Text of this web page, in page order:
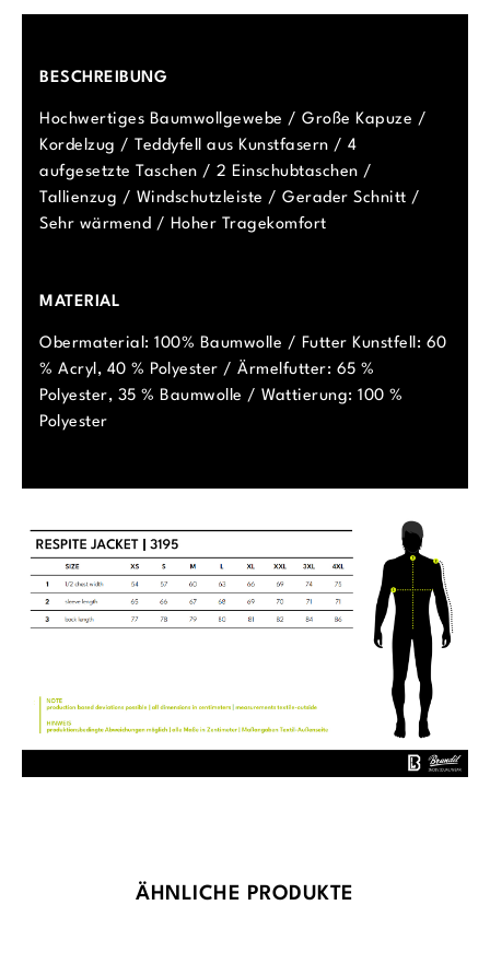
BESCHREIBUNG
Hochwertiges Baumwollgewebe / Große Kapuze /
Kordelzug / Teddyfell aus Kunstfasern / 4
aufgesetzte Taschen / 2 Einschubtaschen /
Tallienzug / Windschutzleiste / Gerader Schnitt /
Sehr wärmend / Hoher Tragekomfort
MATERIAL
Obermaterial: 100% Baumwolle / Futter Kunstfell: 60
% Acryl, 40 % Polyester / Ärmelfutter: 65 %
Polyester, 35 % Baumwolle / Wattierung: 100 %
Polyester
Produktgalerie überspringen
ÄHNLICHE PRODUKTE